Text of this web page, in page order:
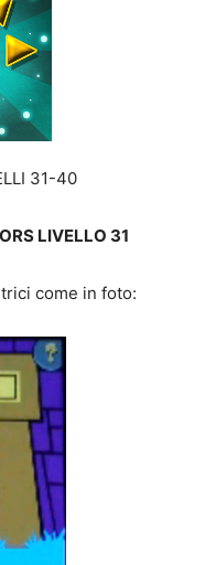
31-40
LIVELLO 31
come in foto: